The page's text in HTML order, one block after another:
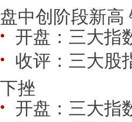
盘中创阶段新高
● 开盘：三大指
● 收评：三大股
下挫
● 开盘：三大指